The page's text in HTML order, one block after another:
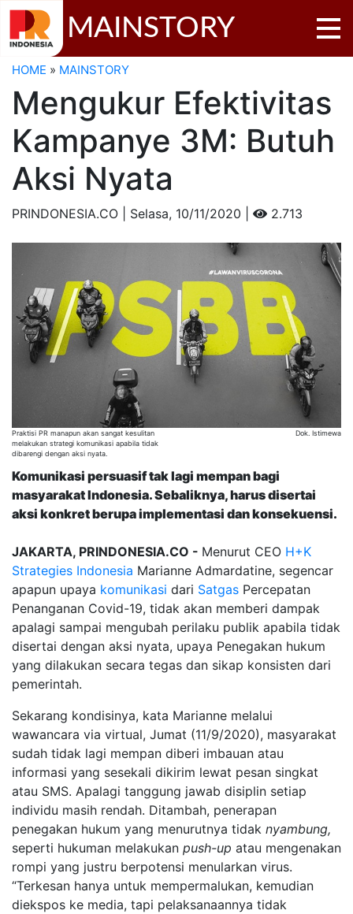
MAINSTORY
HOME » MAINSTORY
Mengukur Efektivitas
Kampanye 3M: Butuh
Aksi Nyata
PRINDONESIA.CO | Selasa, 10/11/2020 | 2.713
Praktisi PR manapun akan sangat kesulitan
melakukan strategi komunikasi apabila tidak
dibarengi dengan aksi nyata.
Dok. Istimewa
Komunikasi persuasif tak lagi mempan bagi
masyarakat Indonesia. Sebaliknya, harus disertai
aksi konkret berupa implementasi dan konsekuensi.
JAKARTA, PRINDONESIA.CO - Menurut CEO H+K
Strategies Indonesia Marianne Admardatine, segencar
apapun upaya komunikasi dari Satgas Percepatan
Penanganan Covid-19, tidak akan memberi dampak
apalagi sampai mengubah perilaku publik apabila tidak
disertai dengan aksi nyata, upaya Penegakan hukum
yang dilakukan secara tegas dan sikap konsisten dari
pemerintah.
Sekarang kondisinya, kata Marianne melalui
wawancara via virtual, Jumat (11/9/2020), masyarakat
sudah tidak lagi mempan diberi imbauan atau
informasi yang sesekali dikirim lewat pesan singkat
atau SMS. Apalagi tanggung jawab disiplin setiap
individu masih rendah. Ditambah, penerapan
penegakan hukum yang menurutnya tidak nyambung,
seperti hukuman melakukan push-up atau mengenakan
rompi yang justru berpotensi menularkan virus.
“Terkesan hanya untuk mempermalukan, kemudian
diekspos ke media, tapi pelaksanaannya tidak